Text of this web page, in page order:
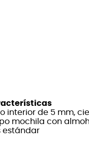
interior de 5 mm,
mochila con
estándar